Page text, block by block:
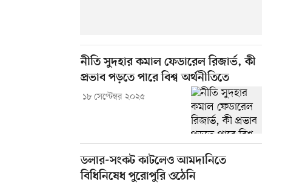
নীতি সুদহার কমাল ফেডারেল রিজার্ভ, কী
প্রভাব পড়তে পারে বিশ্ব অর্থনীতিতে
১৮ সেপ্টেম্বর ২০২৫
ডলার-সংকট কাটলেও আমদানিতে
বিধিনিষেধ পুরোপুরি ওঠেনি